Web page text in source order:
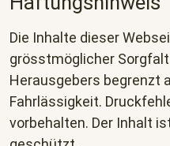
Die Inhalte dieser
grösstmöglicher
Herausgebers begrenzt
Fahrlässigkeit.
vorbehalten. Der Inhalt